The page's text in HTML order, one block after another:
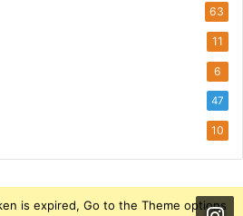
63
11
6
47
10
is expired, Go to the Theme options